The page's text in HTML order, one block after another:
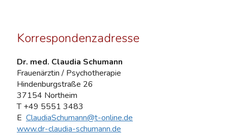
Korrespondenzadresse
Dr. med. Claudia Schumann
Frauenärztin / Psychotherapie
Hindenburgstraße 26
37154 Northeim
T +49 5551 3483
E ClaudiaSchumann@t-online.de
www.dr-claudia-schumann.de